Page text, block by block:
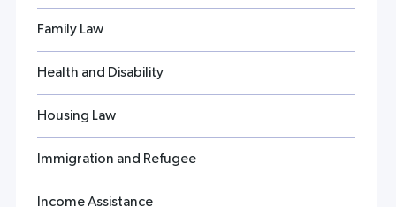
Family Law
Health and Disability
Housing Law
Immigration and Refugee
Income Assistance